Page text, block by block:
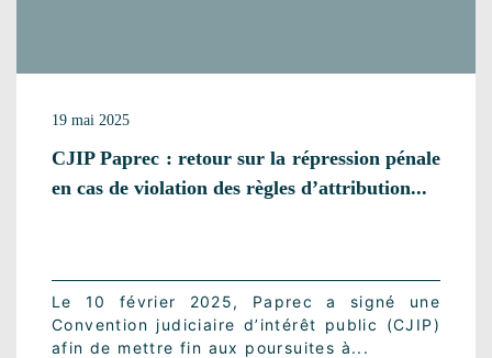
19 mai 2025
CJIP Paprec : retour sur la répression pénale
en cas de violation des règles d’attribution...
Le 10 février 2025, Paprec a signé une
Convention judiciaire d’intérêt public (CJIP)
afin de mettre fin aux poursuites à...